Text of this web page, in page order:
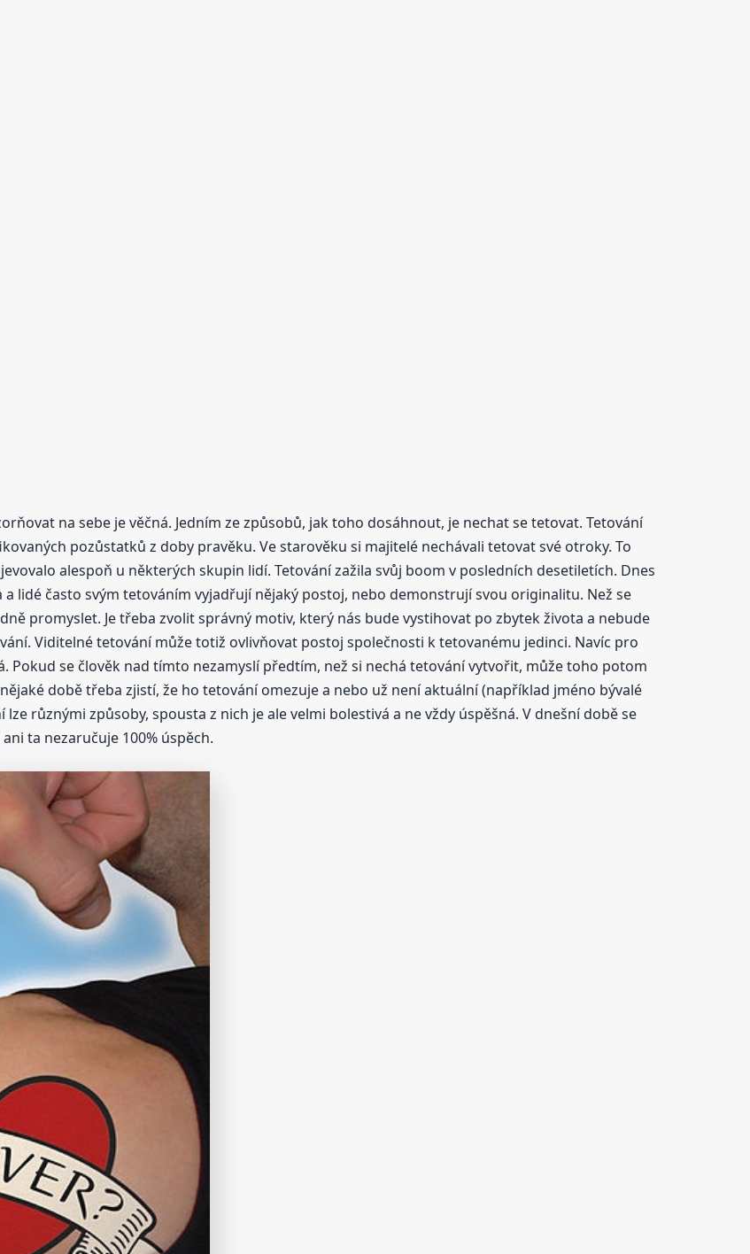
na sebe je věčná. Jedním ze způsobů, jak toho dosáhnout, je nechat se tetovat. Tetování
pozůstatků z doby pravěku. Ve starověku si majitelé nechávali tetovat své otroky. To
alespoň u některých skupin lidí. Tetování zažila svůj boom v posledních desetiletích. Dnes
lidé často svým tetováním vyjadřují nějaký postoj, nebo demonstrují svou originalitu. Než se
promyslet. Je třeba zvolit správný motiv, který nás bude vystihovat po zbytek života a nebude
Viditelné tetování může totiž ovlivňovat postoj společnosti k tetovanému jedinci. Navíc pro
Pokud se člověk nad tímto nezamyslí předtím, než si nechá tetování vytvořit, může toho potom
době třeba zjistí, že ho tetování omezuje a nebo už není aktuální (například jméno bývalé
různými způsoby, spousta z nich je ale velmi bolestivá a ne vždy úspěšná. V dnešní době se
ta nezaručuje 100% úspěch.